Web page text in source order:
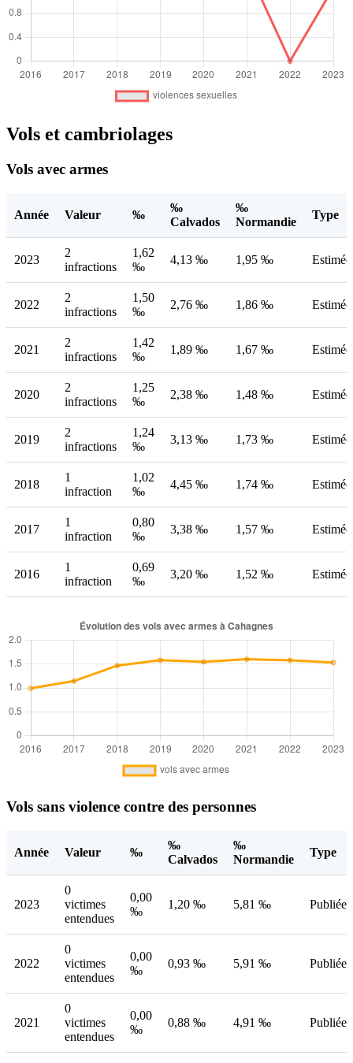
Vols et cambriolages
Vols avec armes
Année Valeur ‰
‰
Calvados
‰
Normandie
Type
2023
2
infractions
1,62
‰
4,13 ‰ 1,95 ‰ Estimée
2022
2
infractions
1,50
‰
2,76 ‰ 1,86 ‰ Estimée
2021
2
infractions
1,42
‰
1,89 ‰ 1,67 ‰ Estimée
2020
2
infractions
1,25
‰
2,38 ‰ 1,48 ‰ Estimée
2019
2
infractions
1,24
‰
3,13 ‰ 1,73 ‰ Estimée
2018
1
infraction
1,02
‰
4,45 ‰ 1,74 ‰ Estimée
2017
1
infraction
0,80
‰
3,38 ‰ 1,57 ‰ Estimée
2016
1
infraction
0,69
‰
3,20 ‰ 1,52 ‰ Estimée
Vols sans violence contre des personnes
Année Valeur ‰
‰
Calvados
‰
Normandie
Type
2023
0
victimes
entendues
0,00
‰
1,20 ‰ 5,81 ‰ Publiée
2022
0
victimes
entendues
0,00
‰
0,93 ‰ 5,91 ‰ Publiée
2021
0
victimes
entendues
0,00
‰
0,88 ‰ 4,91 ‰ Publiée